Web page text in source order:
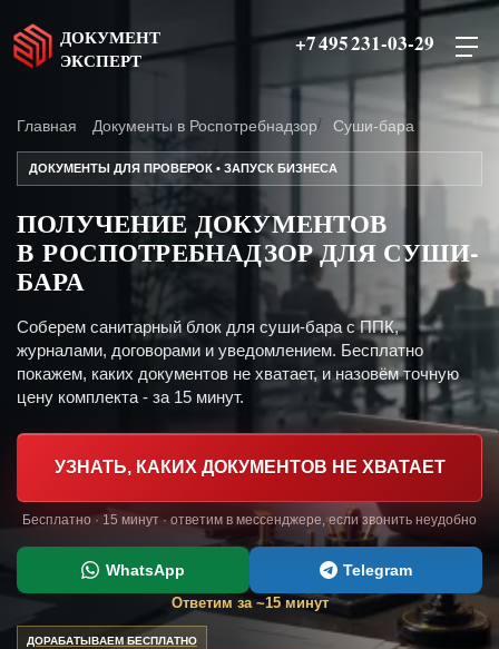
ДОКУМЕНТ
ЭКСПЕРТ
+7 495 231-03-29
Главная Документы в Роспотребнадзор Суши-бара
ДОКУМЕНТЫ ДЛЯ ПРОВЕРОК • ЗАПУСК БИЗНЕСА
ПОЛУЧЕНИЕ ДОКУМЕНТОВ
В РОСПОТРЕБНАДЗОР ДЛЯ СУШИ-
БАРА
Соберем санитарный блок для суши-бара с ППК,
журналами, договорами и уведомлением. Бесплатно
покажем, каких документов не хватает, и назовём точную
цену комплекта - за 15 минут.
УЗНАТЬ, КАКИХ ДОКУМЕНТОВ НЕ ХВАТАЕТ
Бесплатно · 15 минут · ответим в мессенджере, если звонить неудобно
WhatsApp Telegram
Ответим за ~15 минут
ДОРАБАТЫВАЕМ БЕСПЛАТНО